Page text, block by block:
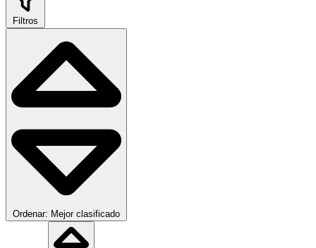
Filtros
Ordenar: Mejor clasificado